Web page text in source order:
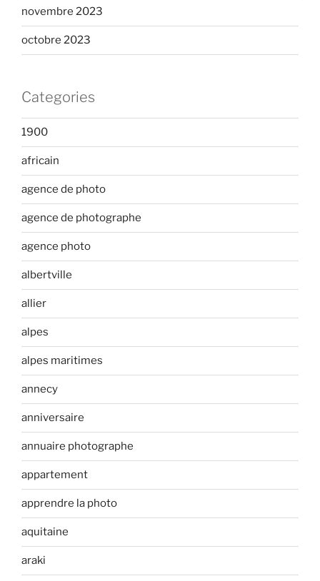
novembre 2023
octobre 2023
Categories
1900
africain
agence de photo
agence de photographe
agence photo
albertville
allier
alpes
alpes maritimes
annecy
anniversaire
annuaire photographe
appartement
apprendre la photo
aquitaine
araki